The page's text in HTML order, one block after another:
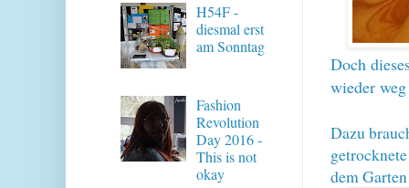
Doch
wieder
Dazu
dem
H54F -
diesmal erst
am Sonntag
Fashion
Revolution
Day 2016 -
This is not
okay